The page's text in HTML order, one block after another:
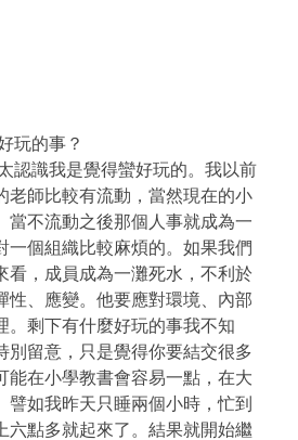
玩的事？
認識我是覺得蠻好玩的。我以前
老師比較有流動，當然現在的小
當不流動之後那個人事就成為一
一個組織比較麻煩的。如果我們
看，成員成為一灘死水，不利於
性、應變。他要應對環境、內部
。剩下有什麼好玩的事我不知
別留意，只是覺得你要結交很多
能在小學教書會容易一點，在大
譬如我昨天只睡兩個小時，忙到
六點多就起來了。結果就開始繼